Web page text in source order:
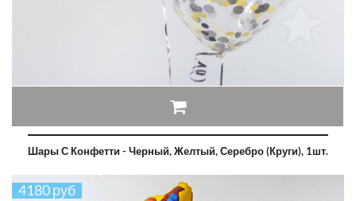
Шары С Конфетти - Черный, Желтый, Серебро (круги), 1шт.
4180 руб